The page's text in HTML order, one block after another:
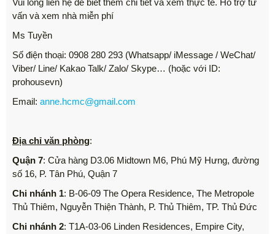
Vui lòng liên hệ để biết thêm chi tiết và xem thực tế. Hỗ trợ tư
vấn và xem nhà miễn phí
Ms Tuyền
Số điện thoại: 0908 280 293 (Whatsapp/ iMessage / WeChat/
Viber/ Line/ Kakao Talk/ Zalo/ Skype… (hoặc với ID:
prohousevn)
Email: anne.hcmc@gmail.com
Địa chỉ văn phòng:
Quận 7: Cửa hàng D3.06 Midtown M6, Phú Mỹ Hưng, đường
số 16, P. Tân Phú, Quận 7
Chi nhánh 1: B-06-09 The Opera Residence, The Metropole
Thủ Thiêm, Nguyễn Thiện Thành, P. Thủ Thiêm, TP. Thủ Đức
Chi nhánh 2: T1A-03-06 Linden Residences, Empire City,